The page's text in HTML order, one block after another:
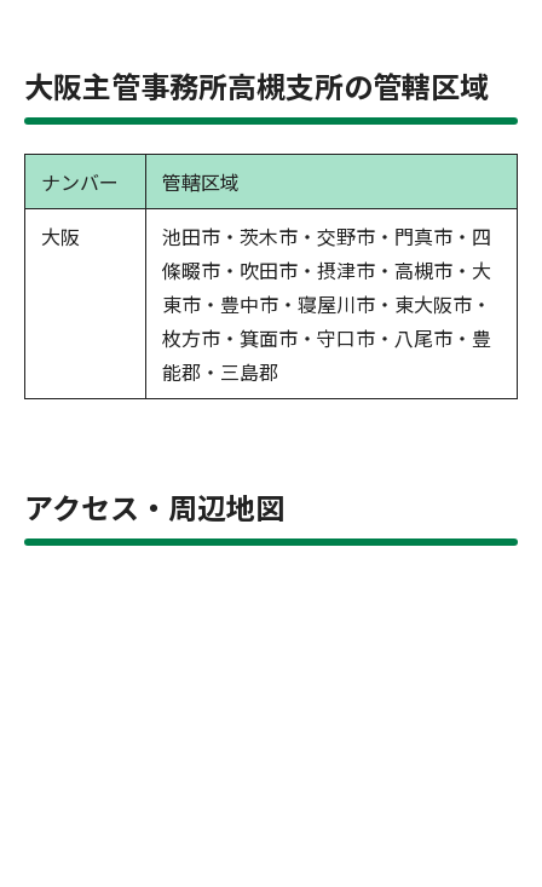
大阪主管事務所高槻支所の管轄区域
ナンバー
管轄区域
大阪
池田市・茨木市・交野市・門真市・四
條畷市・吹田市・摂津市・高槻市・大
東市・豊中市・寝屋川市・東大阪市・
枚方市・箕面市・守口市・八尾市・豊
能郡・三島郡
アクセス・周辺地図